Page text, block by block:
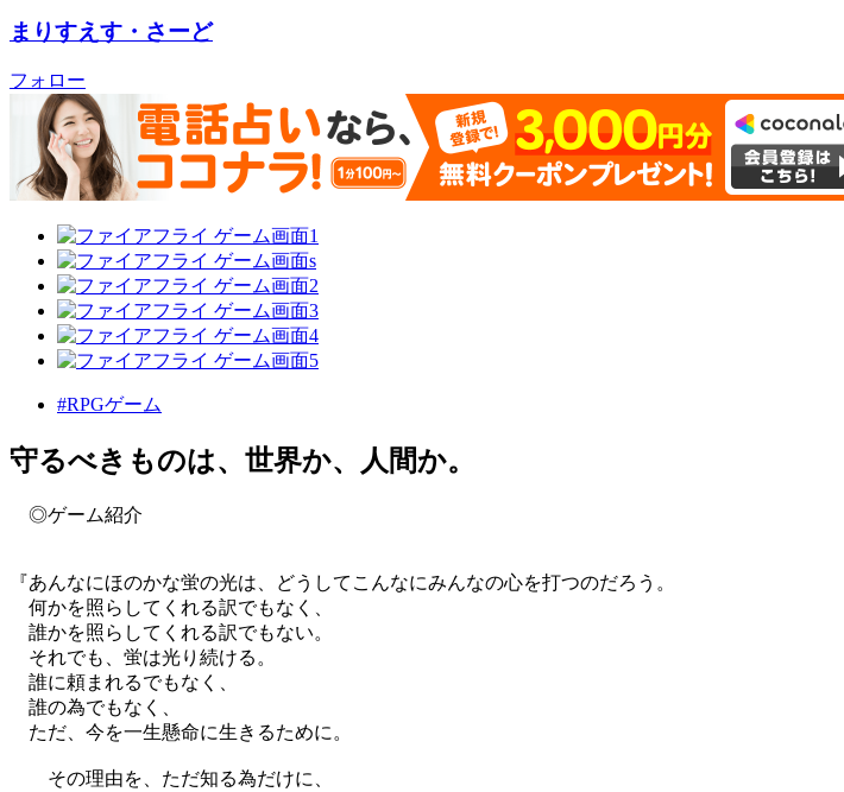
まりすえす・さーど
フォロー
#RPGゲーム
守るべきものは、世界か、人間か。
◎ゲーム紹介
『あんなにほのかな蛍の光は、どうしてこんなにみんなの心を打つのだろう。
何かを照らしてくれる訳でもなく、
誰かを照らしてくれる訳でもない。
それでも、蛍は光り続ける。
誰に頼まれるでもなく、
誰の為でもなく、
ただ、今を一生懸命に生きるために。
その理由を、ただ知る為だけに、